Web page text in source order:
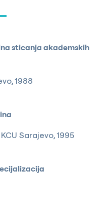
sticanja akademskih
1988
Sarajevo, 1995